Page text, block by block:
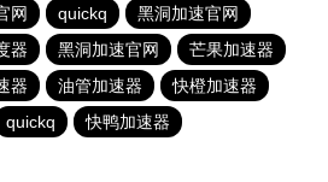
网 quickq
黑洞加速官网
器 黑洞加速官网
芒果加速器
器 油管加速器
快橙加速器
quickq
快鸭加速器